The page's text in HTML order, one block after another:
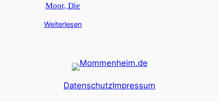
Moor, Die
Weiterlesen
DatenschutzImpressum